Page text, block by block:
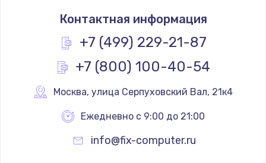
Контактная информация
+7 (499) 229-21-87
+7 (800) 100-40-54
Москва, улица Серпуховский Вал, 21к4
Ежедневно с 9:00 до 21:00
info@fix-computer.ru